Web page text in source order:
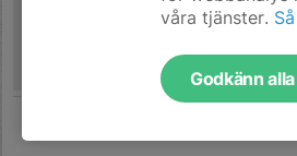
våra tjänster.
Godkänn